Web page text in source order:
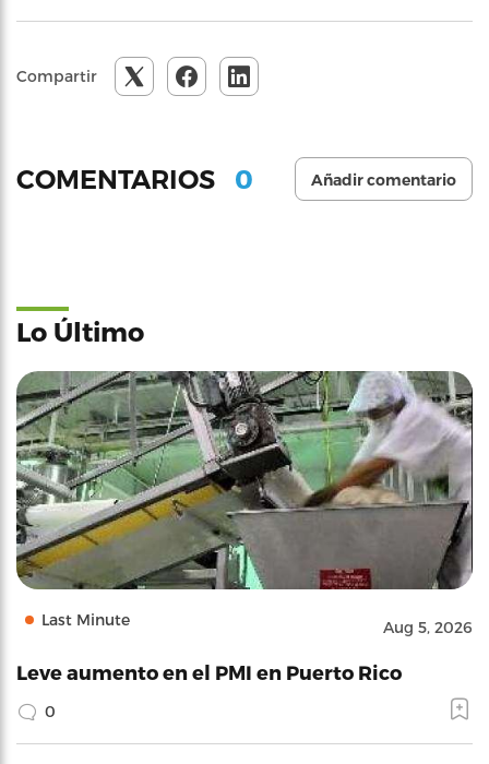
Compartir
COMENTARIOS 0 Añadir comentario
Lo Último
Last Minute Aug 5, 2026
Leve aumento en el PMI en Puerto Rico
0